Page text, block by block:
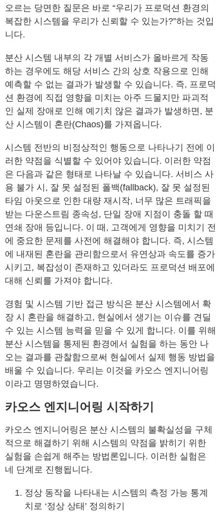
오르는 당면한 질문은 바로 “우리가 프로덕션 환경의
복잡한 시스템을 우리가 신뢰할 수 있는가?”하는 것입
니다.
분산 시스템 내부의 각 개별 서비스가 올바르게 작동
하는 경우에도 해당 서비스 간의 상호 작용으로 인해
예측할 수 없는 결과가 발생할 수 있습니다. 즉, 프로덕
션 환경에 직접 영향을 미치는 아주 드물지만 파괴적
인 실제 장애로 인해 예기치 않은 결과가 발생하면, 분
산 시스템이 혼란(Chaos)를 가져옵니다.
시스템 전반의 비정상적인 행동으로 나타나기 전에 이
러한 약점을 식별할 수 있어야 있습니다. 이러한 약점
은 다음과 같은 형태로 나타날 수 있습니다. 서비스 사
용 불가 시, 잘 못 설정된 폴백(fallback), 잘 못 설정된
타임 아웃으로 인한 대량 재시작, 너무 많은 트래픽을
받는 다운스트림 종속성, 단일 장애 지점이 충돌 할 때
연쇄 장애 등입니다. 이 때, 고객에게 영향을 미치기 전
에 중요한 문제를 사전에 해결해야 합니다. 즉, 시스템
에 내재된 혼란을 관리함으로서 유연상과 속도를 증가
시키고, 복잡성이 존재하고 있더라도 프로덕션 배포에
대해 신뢰를 가져야 합니다.
경험 및 시스템 기반 접근 방식은 분산 시스템에서 확
장 시 혼란을 해결하고, 현실에서 생기는 이슈를 견딜
수 있는 시스템 능력을 믿을 수 있게 합니다. 이를 위해
분산 시스템을 통제된 환경에서 실험을 하는 동안 나
오는 결과를 관찰함으로써 현실에서 실제 행동 방법을
배울 수 있습니다. 우리는 이것을 카오스 엔지니어링
이라고 명명하였습니다.
카오스 엔지니어링 시작하기
카오스 엔지니어링은 분산 시스템의 불확실성을 구체
적으로 해결하기 위해 시스템의 약점을 밝히기 위한
실험을 손쉽게 해주는 방법론입니다. 이러한 실험은
네 단계로 진행됩니다.
정상 동작을 나타내는 시스템의 측정 가능 통계
치로 ‘정상 상태’ 정의하기